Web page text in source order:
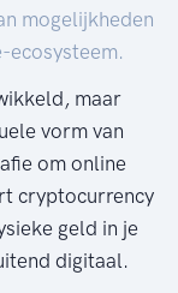
mogelijkheden
ecosysteem.
maar
vorm van
om online
cryptocurrency
geld in je
digitaal.